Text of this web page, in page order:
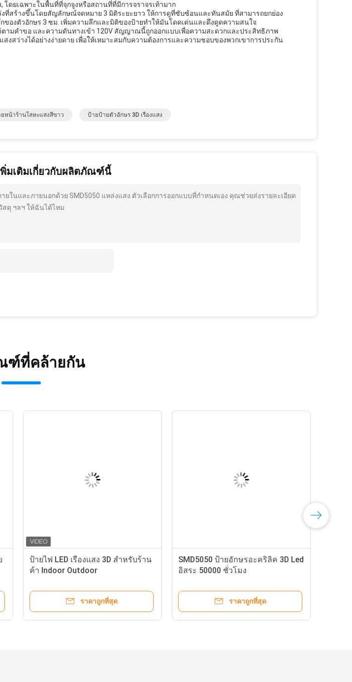
โดยเฉพาะในพื้นที่ที่จุกจูงหรือสถานที่ที่มีการจราจรเท้ามาก
ที่สร้างขึ้นโดยสัญลักษณ์จดหมาย 3 มิติระยะยาว ให้การดูที่ซับซ้อนและทันสมัย ที่สามารถยกย่อง
ของตัวอักษร 3 ซม. เพิ่มความลึกและมิติของป้ายทําให้มันโดดเด่นและดึงดูดความสนใจ
ตามคําขอ และความดันทางเข้า 120V สัญญาณนี้ถูกออกแบบเพื่อความสะดวกและประสิทธิภาพ
งสว่างได้อย่างง่ายดาย เพื่อให้เหมาะสมกับความต้องการและความชอบของพวกเขาการประกัน
หน้าร้านโลหะแสงสีขาว ป้ายป้ายตัวอักษร 3D เรืองแสง
พิ่มเติมเกี่ยวกับผลิตภัณฑ์นี้
ในและภายนอกด้วย SMD5050 แหล่งแสง ตัวเลือกการออกแบบที่กําหนดเอง คุณช่วยส่งรายละเอียด
ดุ ฯลฯ ให้ฉันได้ไหม
ฑ์ที่คล้ายกัน
ป้ายไฟ LED เรืองแสง 3D สำหรับร้าน
ค้า Indoor Outdoor
ราคาถูกที่สุด
SMD5050 ป้ายอักษรอะคริลิค 3D Led
อิสระ 50000 ชั่วโมง
ราคาถูกที่สุด